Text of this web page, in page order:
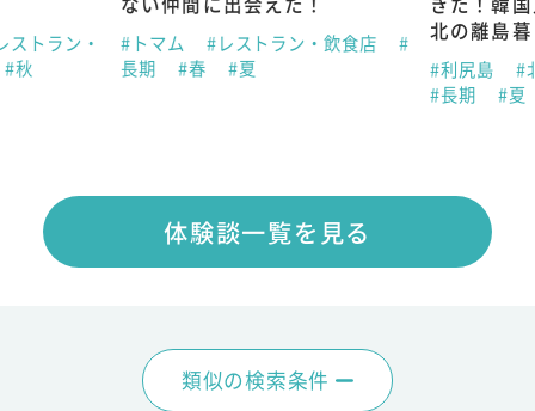
ストラン・
#秋
#トマム #レストラン・飲食店
#
長期
#春 #夏
北の離島
#利尻島
#
#長期
#夏
体験談一覧を見る
類似の検索条件